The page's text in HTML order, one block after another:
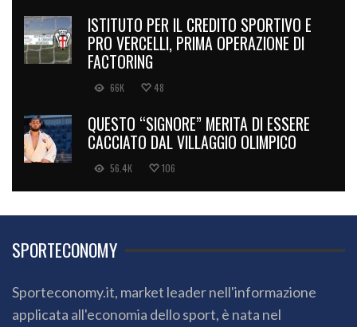
ISTITUTO PER IL CREDITO SPORTIVO E
PRO VERCELLI, PRIMA OPERAZIONE DI
FACTORING
66K 48
QUESTO “SIGNORE” MERITA DI ESSERE
CACCIATO DAL VILLAGGIO OLIMPICO
56.4K 106
SPORTECONOMY
Sporteconomy.it, market leader nell'informazione
applicata all'economia dello sport, è nata nel